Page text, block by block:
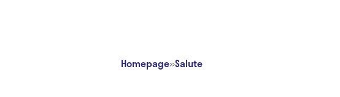
Homepage»Salute